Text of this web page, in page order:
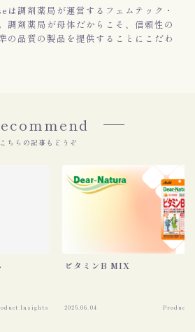
調剤薬局が運営するフェムテック・
調剤薬局が母体だからこそ、信頼性の
の品質の製品を提供することにこだわ
こちらの記事もどうぞ
Insights
ビタミンB MIX
2025.06.04 Product